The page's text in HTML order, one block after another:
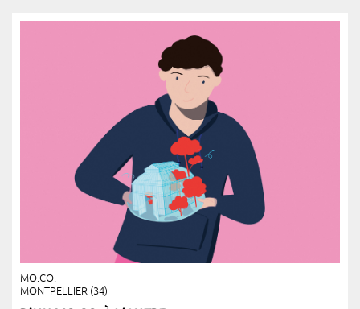
MO.CO.
MONTPELLIER (34)